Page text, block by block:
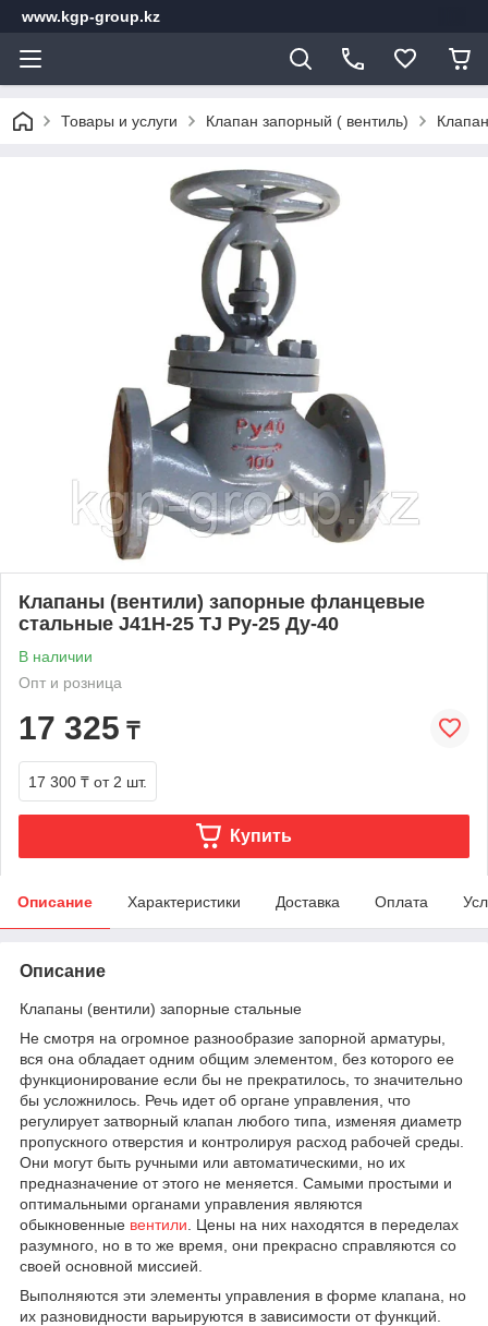
www.kgp-group.kz
Товары и услуги Клапан запорный ( вентиль)
Клапаны (вентили) запорные фланцевые
стальные J41H-25 TJ Ру-25 Ду-40
В наличии
Опт и розница
17 325 ₸
17 300 ₸ от 2 шт.
Купить
Описание Характеристики Доставка Оплата
Описание
Клапаны (вентили) запорные стальные
Не смотря на огромное разнообразие запорной арматуры,
вся она обладает одним общим элементом, без которого ее
функционирование если бы не прекратилось, то значительно
бы усложнилось. Речь идет об органе управления, что
регулирует затворный клапан любого типа, изменяя диаметр
пропускного отверстия и контролируя расход рабочей среды.
Они могут быть ручными или автоматическими, но их
предназначение от этого не меняется. Самыми простыми и
оптимальными органами управления являются
обыкновенные вентили . Цены на них находятся в переделах
разумного, но в то же время, они прекрасно справляются со
своей основной миссией.
Выполняются эти элементы управления в форме клапана, но
их разновидности варьируются в зависимости от функций.